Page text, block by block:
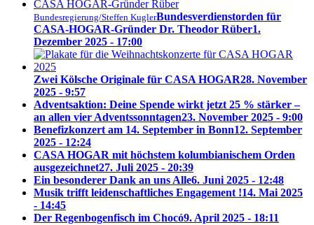
Bundesregierung/Steffen KuglerBundesverdienstorden für
CASA-HOGAR-Gründer Dr. Theodor Rüber1.
Dezember 2025 - 17:00
Zwei Kölsche Originale für CASA HOGAR28. November
2025 - 9:57
Adventsaktion: Deine Spende wirkt jetzt 25 % stärker –
an allen vier Adventssonntagen23. November 2025 - 9:00
Benefizkonzert am 14. September in Bonn12. September
2025 - 12:24
CASA HOGAR mit höchstem kolumbianischem Orden
ausgezeichnet27. Juli 2025 - 20:39
Ein besonderer Dank an uns Alle6. Juni 2025 - 12:48
Musik trifft leidenschaftliches Engagement !14. Mai 2025
- 14:45
Der Regenbogenfisch im Chocó9. April 2025 - 18:11